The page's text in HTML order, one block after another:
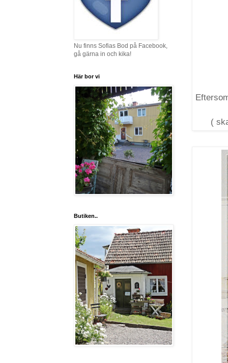
(
Nu finns Sofias Bod på Facebook,
gå gärna in och kika!
Här bor vi
Butiken..